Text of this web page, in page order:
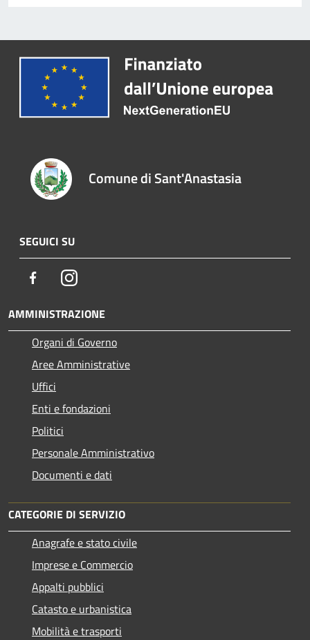
Comune di Sant'Anastasia
SEGUICI SU
FacebookInstagram
AMMINISTRAZIONE
Organi di Governo
Aree Amministrative
Uffici
Enti e fondazioni
Politici
Personale Amministrativo
Documenti e dati
CATEGORIE DI SERVIZIO
Anagrafe e stato civile
Imprese e Commercio
Appalti pubblici
Catasto e urbanistica
Mobilità e trasporti